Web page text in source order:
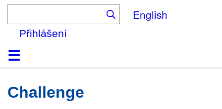
English
Přihlášení
DomůKolekce
Prohlížení
Vyhledávání
O platformě
Nápověda
KontaktDigitalia
Challenge